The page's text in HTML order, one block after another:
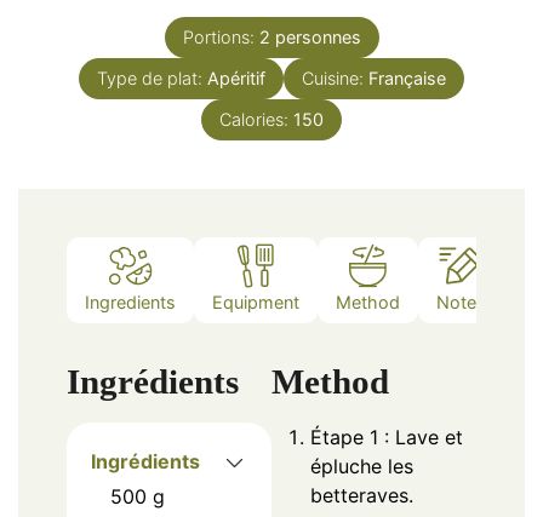
Portions: 2 personnes
Type de plat: Apéritif Cuisine: Française
Calories: 150
Ingredients Equipment Method Notes
Ingrédients
Ingrédients
500 g
Method
Étape 1 : Lave et
épluche les
betteraves.